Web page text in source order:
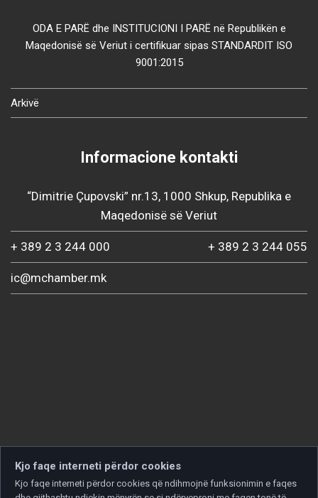
ODA E PARË dhe INSTITUCIONI I PARË në Republikën e
Maqedonisë së Veriut i certifikuar sipas STANDARDIT ISO
9001:2015
Arkivë
Informacione kontakti
“Dimitrie Çupovski” nr.13, 1000 Shkup, Republika e
Maqedonisë së Veriut
+ 389 2 3 244 000 + 389 2 3 244 055
ic@mchamber.mk
Kjo faqe interneti përdor cookies
Kjo faqe interneti përdor cookies që ndihmojnë funksionimin e faqes